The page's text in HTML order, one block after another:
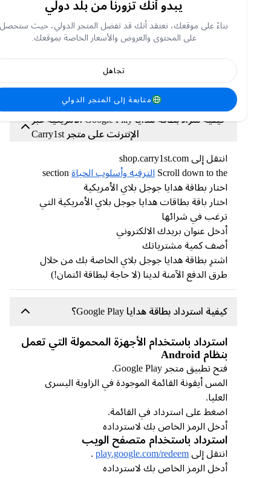
أين يمكنك شراء قسائم بطاقة هدايا Google Play
الأمريكية عبر الإنترنت؟
يقدم متجر Carry1st أسعارًا مناسبة على قسائم
والتحويلات البنكية وغيرها. كما نقدم أسعارًا وعروضًا
مخفضة من حين لآخر!
كيفية شراء بطاقة هدايا Google Play الأمريكية عبر
الإنترنت على متجر Carry1st
انتقل إلى shop.carry1st.com
Scroll down to the الترفيه وأسلوب الحياة
اختار بطاقة هدايا جوجل بلاي الأمريكية
اختار باقة بطاقات هدايا جوجل بلاي الأمريكية التي
ترغب في شرائها
أدخل عنوان بريدك الالكتروني
أضف كمية مشترياتك
اشترِ بطاقة هدايا جوجل بلاي الخاصة بك من خلال
طرق الدفع الآمنة لدينا (لا حاجة لبطاقة ائتمان!)
كيفية استرداد بطاقة هدايا Google Play؟
استرداد باستخدام الأجهزة المحمولة التي تعمل
بنظام Android
فتح تطبيق متجر Google Play.
المس أيقونة القائمة الموجودة في الزاوية اليسرى
اضغط على استرداد في القائمة.
أدخل الرمز الخاص بك لاسترداده
استرداد باستخدام متصفح الويب
انتقل إلىplay.google.com/redeem
.
أدخل الرمز الخاص بك لاسترداده
يبدو أنك تزورنا من بلد دولي
بناءً على موقعك، نعتقد أنك قد تفضل المتجر الدولي، حيث ستحصل
على المحتوى والعروض والأسعار الخاصة بموقعك.
متابعة إلى المتجر الدولي